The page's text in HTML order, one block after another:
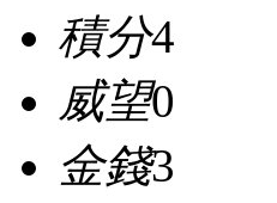
積分4
威望0
金錢3